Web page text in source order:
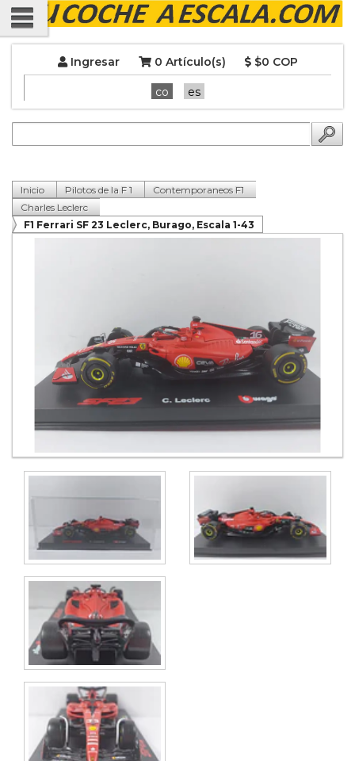
Ingresar 0 Artículo(s) $0 COP
co es
Inicio Pilotos de la F 1
Contemporaneos F1
Charles Leclerc
F1 Ferrari SF 23 Leclerc, Burago, Escala 1-43